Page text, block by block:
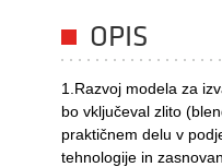
OPIS
1.Razvoj modela za
bo vključeval zlito
praktičnem delu v
tehnologije in